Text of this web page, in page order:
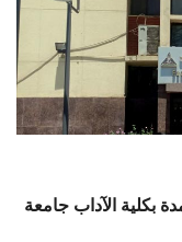
بكلية الآداب جامعة